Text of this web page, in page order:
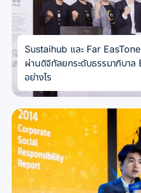
Sustaihub และ Far
ผ่านดิจิทัลยกระดับธรรมาภิบาล
อย่างไร